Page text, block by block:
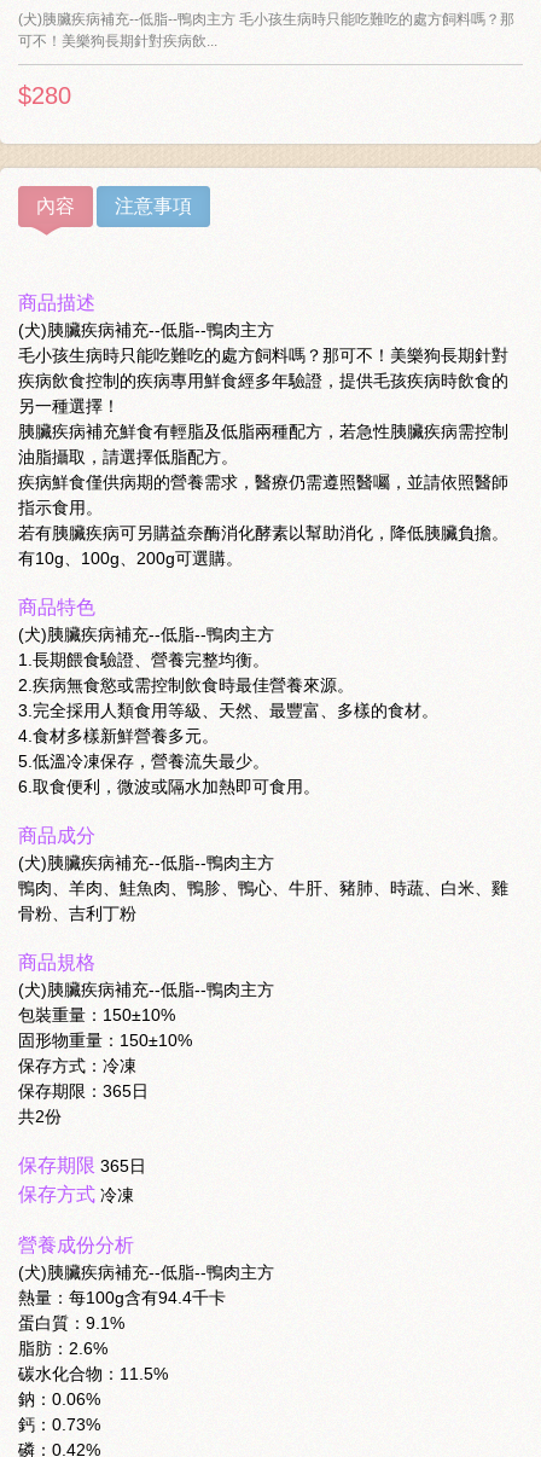
(犬)胰臟疾病補充--低脂--鴨肉主方 毛小孩生病時只能吃難吃的處方飼料嗎？那
可不！美樂狗長期針對疾病飲...
$280
內容 注意事項
商品描述
(犬)胰臟疾病補充--低脂--鴨肉主方
毛小孩生病時只能吃難吃的處方飼料嗎？那可不！美樂狗長期針對
疾病飲食控制的疾病專用鮮食經多年驗證，提供毛孩疾病時飲食的
另一種選擇！
胰臟疾病補充鮮食有輕脂及低脂兩種配方，若急性胰臟疾病需控制
油脂攝取，請選擇低脂配方。
疾病鮮食僅供病期的營養需求，醫療仍需遵照醫囑，並請依照醫師
指示食用。
若有胰臟疾病可另購益奈酶消化酵素以幫助消化，降低胰臟負擔。
有10g、100g、200g可選購。
商品特色
(犬)胰臟疾病補充--低脂--鴨肉主方
1.長期餵食驗證、營養完整均衡。
2.疾病無食慾或需控制飲食時最佳營養來源。
3.完全採用人類食用等級、天然、最豐富、多樣的食材。
4.食材多樣新鮮營養多元。
5.低溫冷凍保存，營養流失最少。
6.取食便利，微波或隔水加熱即可食用。
商品成分
(犬)胰臟疾病補充--低脂--鴨肉主方
鴨肉、羊肉、鮭魚肉、鴨胗、鴨心、牛肝、豬肺、時蔬、白米、雞
骨粉、吉利丁粉
商品規格
(犬)胰臟疾病補充--低脂--鴨肉主方
包裝重量：150±10%
固形物重量：150±10%
保存方式：冷凍
保存期限：365日
共2份
保存期限 365日
保存方式 冷凍
營養成份分析
(犬)胰臟疾病補充--低脂--鴨肉主方
熱量：每100g含有94.4千卡
蛋白質：9.1%
脂肪：2.6%
碳水化合物：11.5%
鈉：0.06%
鈣：0.73%
磷：0.42%